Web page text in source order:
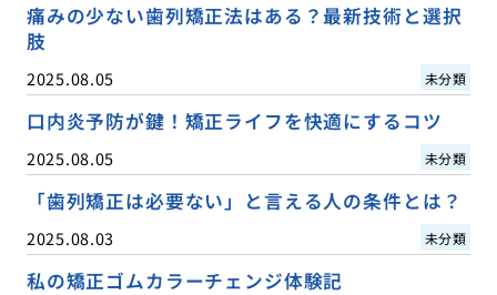
痛みの少ない歯列矯正法はある？最新技術と選択
肢
2025.08.05 未分類
口内炎予防が鍵！矯正ライフを快適にするコツ
2025.08.05 未分類
「歯列矯正は必要ない」と言える人の条件とは？
2025.08.03 未分類
私の矯正ゴムカラーチェンジ体験記